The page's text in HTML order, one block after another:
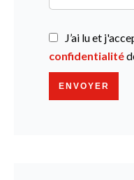
J’ai lu et
confidentialité
ENVOYER